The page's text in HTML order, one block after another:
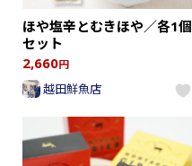
ほや塩辛とむきほや／各1個
セット
2,660円
越田鮮魚店